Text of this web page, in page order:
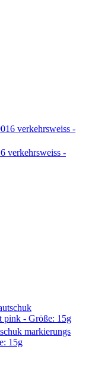
verkehrsweiss -
markierungs
15g